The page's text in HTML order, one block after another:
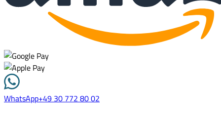
WhatsApp+49 30 772 80 02